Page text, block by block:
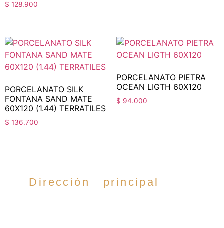
$ 128.900
PORCELANATO SILK
FONTANA SAND MATE
60X120 (1.44) TERRATILES
$ 136.700
PORCELANATO PIETRA
OCEAN LIGTH 60X120
$ 94.000
Dirección principal